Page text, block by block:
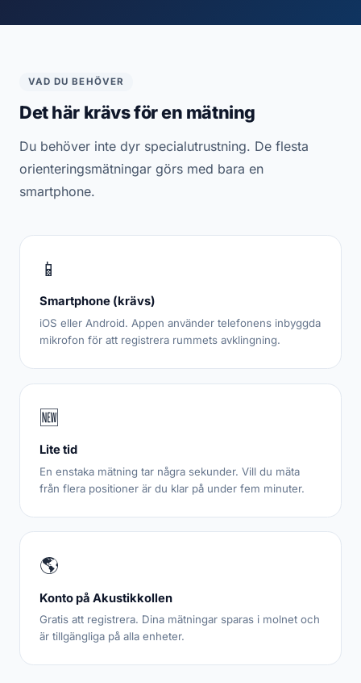
VAD DU BEHÖVER
Det här krävs för en mätning
Du behöver inte dyr specialutrustning. De flesta
orienteringsmätningar görs med bara en
smartphone.
📱
Smartphone (krävs)
iOS eller Android. Appen använder telefonens inbyggda
mikrofon för att registrera rummets avklingning.
🆕
Lite tid
En enstaka mätning tar några sekunder. Vill du mäta
från flera positioner är du klar på under fem minuter.
🌎
Konto på Akustikkollen
Gratis att registrera. Dina mätningar sparas i molnet och
är tillgängliga på alla enheter.